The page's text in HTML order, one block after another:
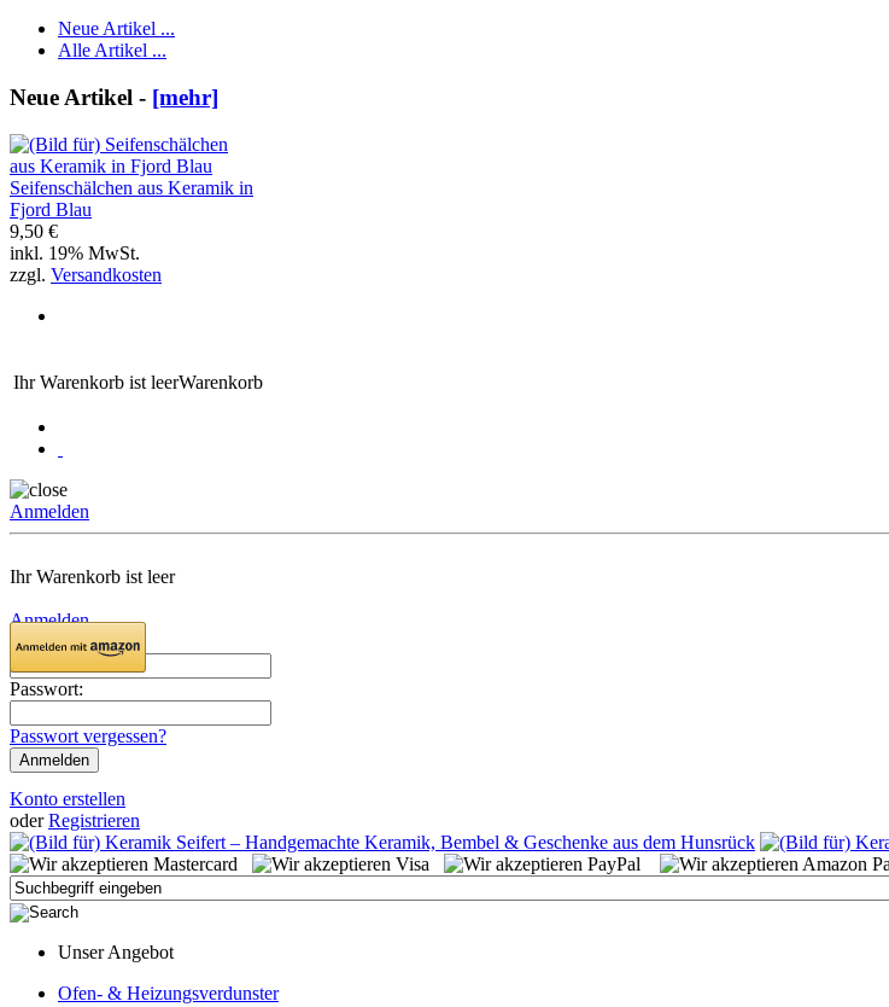
Neue Artikel ...
Alle Artikel ...
Neue Artikel - [mehr]
Seifenschälchen aus Keramik in
Fjord Blau
9,50 €
inkl. 19% MwSt.
zzgl. Versandkosten
Ihr Warenkorb ist leerWarenkorb
Anmelden
Ihr Warenkorb ist leer
Anmelden
Email:
Passwort:
Passwort vergessen?
Konto erstellen
oder Registrieren
Unser Angebot
Ofen- & Heizungsverdunster